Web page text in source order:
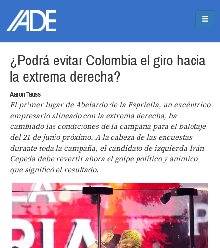
¿Podrá evitar Colombia el giro hacia
la extrema derecha?
Aaron Tauss
El primer lugar de Abelardo de la Espriella, un excéntrico
empresario alineado con la extrema derecha, ha
cambiado las condiciones de la campaña para el balotaje
del 21 de junio próximo. A la cabeza de las encuestas
durante toda la campaña, el candidato de izquierda Iván
Cepeda debe revertir ahora el golpe político y anímico
que significó el resultado.